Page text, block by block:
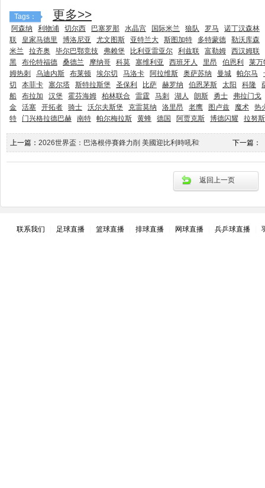
Tags： 更多>>
阿森纳 利物浦 切尔西 巴塞罗那 水晶宫 国际米兰 狼队 罗马
诺丁汉森林
联
皇家马德里 博洛尼亚 尤文图斯 亚特兰大 斯图加特 多特蒙德
勒沃库森
米兰
拉齐奥 毕尔巴鄂竞技 弗赖堡 比利亚雷亚尔 利兹联 富勒姆
西汉姆联
黑
布伦特福德 桑德兰 摩纳哥 科莫 塞维利亚 西班牙人 里昂 伯恩利
莱万
姆热刺
乌迪内斯 布莱顿 埃尔切 马洛卡 阿拉维斯 奥萨苏纳 曼城 帕尔马
切
本菲卡 塞尔塔 斯特拉斯堡 圣保利 比萨 赫罗纳 伯恩茅斯 太阳 科隆
船
布拉加 汉堡 霍芬海姆 柏林联合 雷霆 马刺 湖人 朗斯 勇士
弗拉门戈
金
活塞 开拓者 骑士 沃尔夫斯堡 克雷莫纳 洛里昂 老鹰 图卢兹 魔术
热
特
门兴格拉德巴赫 南特 帕尔梅拉斯 黄蜂 德国 阿贾克斯 博德闪耀 拉努斯
上一篇： 2026世界盃：巴洛根停賽鋒力削 美國迎比利時吼和波_東方日報下一篇：
返回上一页
联系我们 足球直播 篮球直播 排球直播 网球直播 兵乒球直播